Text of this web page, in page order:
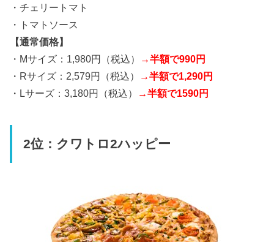
・チェリートマト
・トマトソース
【通常価格】
・Mサイズ：1,980円（税込）
→半額で990円
・Rサイズ：2,579円（税込）
→半額で1,290円
・Lサーズ：3,180円（税込）
→半額で1590円
2位：クワトロ2ハッピー